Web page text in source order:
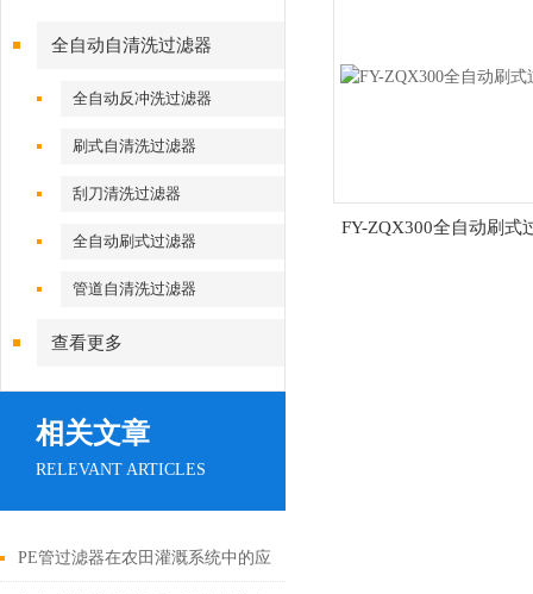
全自动自清洗过滤器
全自动反冲洗过滤器
刷式自清洗过滤器
刮刀清洗过滤器
全自动刷式过滤器
管道自清洗过滤器
查看更多
相关文章
RELEVANT ARTICLES
PE管过滤器在农田灌溉系统中的应
FY-ZQX300全自动刷式